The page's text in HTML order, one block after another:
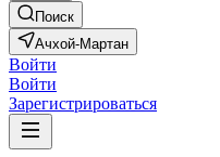
Поиск
Ачхой-Мартан
Войти
Войти
Зарегистрироваться